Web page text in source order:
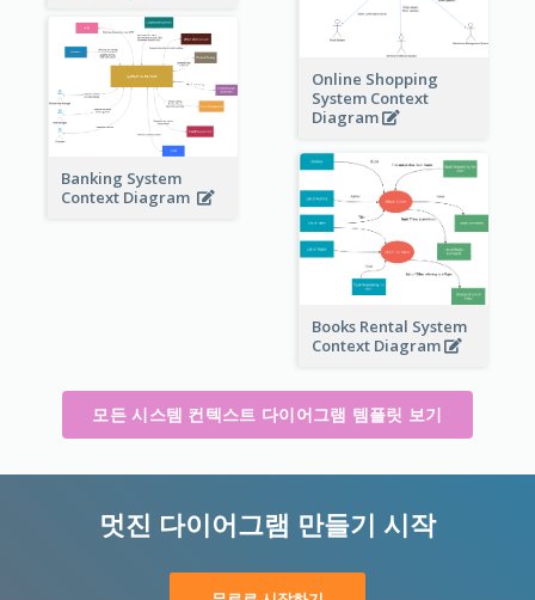
Online Shopping
System Context
Diagram
Banking System
Context Diagram
Books Rental System
Context Diagram
모든 시스템 컨텍스트 다이어그램 템플릿 보기
멋진 다이어그램 만들기 시작